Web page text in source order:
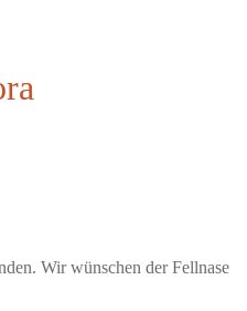
Wir wünschen der Fellnase